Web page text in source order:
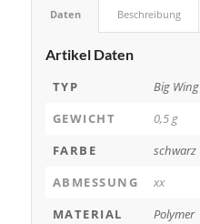
Daten Beschreibung
Artikel Daten
TYP
Big Wing
GEWICHT
0,5 g
FARBE
schwarz
ABMESSUNG
xx
MATERIAL
Polymer